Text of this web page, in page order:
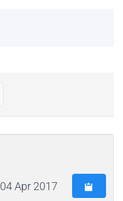
04 Apr 2017